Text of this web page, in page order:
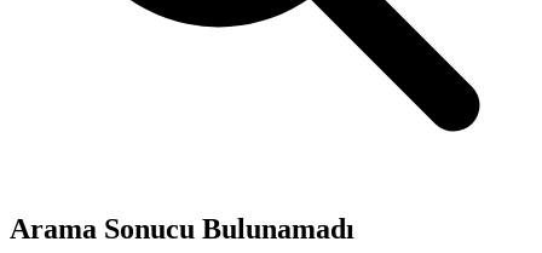
Arama Sonucu Bulunamadı